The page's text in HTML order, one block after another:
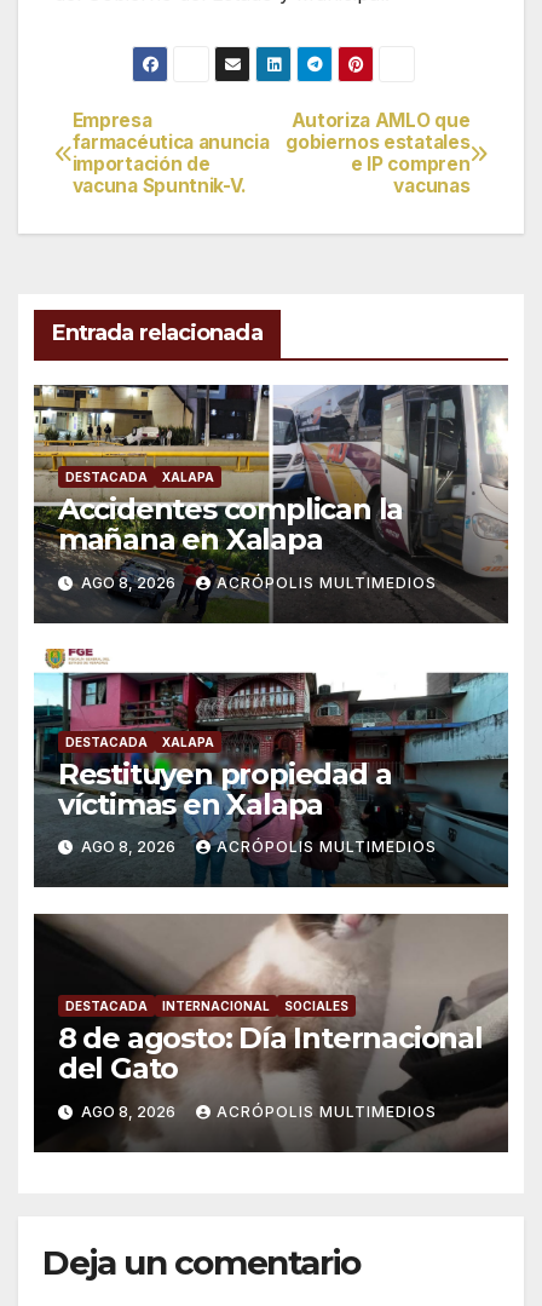
Navegación
de
entradas
Autoriza AMLO que
gobiernos estatales
e IP compren
vacunas
Empresa
farmacéutica anuncia
importación de
vacuna Spuntnik-V.
Entrada relacionada
DESTACADA XALAPA
Accidentes complican la
mañana en Xalapa
AGO 8, 2026 ACRÓPOLIS MULTIMEDIOS
DESTACADA XALAPA
Restituyen propiedad a
víctimas en Xalapa
AGO 8, 2026 ACRÓPOLIS MULTIMEDIOS
DESTACADA INTERNACIONAL SOCIALES
8 de agosto: Día Internacional
del Gato
AGO 8, 2026 ACRÓPOLIS MULTIMEDIOS
Deja un comentario